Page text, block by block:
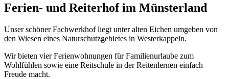
Ferien- und Reiterhof im Münsterland
Unser schöner Fachwerkhof liegt unter alten Eichen umgeben von
den Wiesen eines Naturschutzgebietes in Westerkappeln.
Wir bieten vier Ferienwohnungen für Familienurlaube zum
Wohlfühlen sowie eine Reitschule in der Reitenlernen einfach
Freude macht.